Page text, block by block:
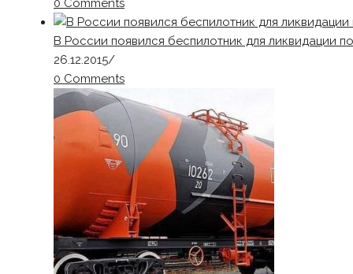
0 Comments
В России появился беспилотник для ликвидации
26.12.2015/
0 Comments